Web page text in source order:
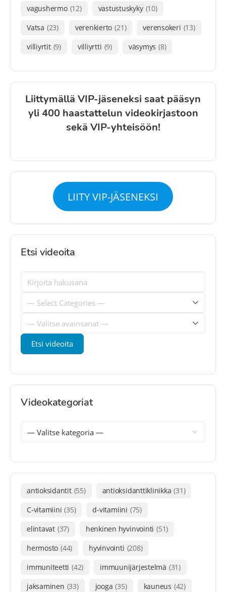
vagushermo (12) vastustuskyky (10)
Vatsa (23) verenkierto (21) verensokeri (13)
villiyrtit (9) villiyrtti (9) väsymys (8)
Liittymällä VIP-jäseneksi saat pääsyn
yli 400 haastattelun videokirjastoon
sekä VIP-yhteisöön!
LIITY VIP-JÄSENEKSI
Etsi videoita
Videokategoriat
antioksidantit (55) antioksidanttiklinikka (31)
C-vitamiini (35) d-vitamiini (75)
elintavat (37) henkinen hyvinvointi (51)
hermosto (44) hyvinvointi (208)
immuniteetti (42) immuunijärjestelmä (31)
jaksaminen (33) jooga (35) kauneus (42)